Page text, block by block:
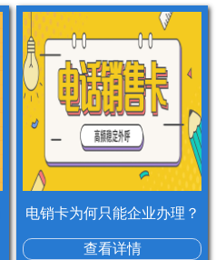
电销卡为何只能企业办理？
查看详情